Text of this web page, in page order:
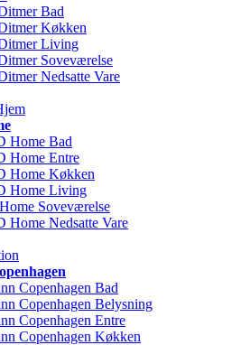
Bad
Køkken
Living
Soveværelse
Nedsatte Vare
Home Bad
Home Entre
Home Køkken
Home Living
Soveværelse
Home Nedsatte Vare
Copenhagen Bad
Copenhagen Belysning
Copenhagen Entre
Copenhagen Køkken